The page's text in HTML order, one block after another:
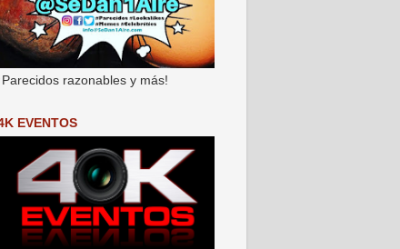
razonables y más!
EVENTOS